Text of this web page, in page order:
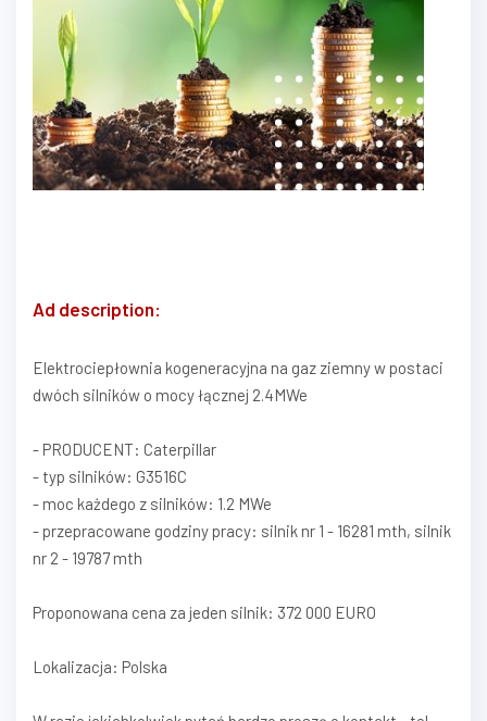
Ad description:
Elektrociepłownia kogeneracyjna na gaz ziemny w postaci
dwóch silników o mocy łącznej 2.4MWe
- PRODUCENT: Caterpillar
- typ silników: G3516C
- moc każdego z silników: 1.2 MWe
- przepracowane godziny pracy: silnik nr 1 - 16281 mth, silnik
nr 2 - 19787 mth
Proponowana cena za jeden silnik: 372 000 EURO
Lokalizacja: Polska